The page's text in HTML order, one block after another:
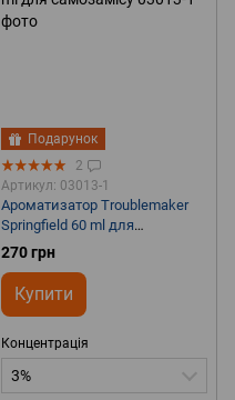
Подарунок
2
Артикул: 03013-1
Ароматизатор Troublemaker
Springfield 60 ml для
самозамісу
270 грн
Купити
Концентрація
3%